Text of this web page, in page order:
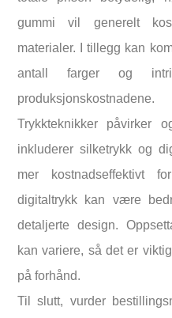
gummi vil generelt
materialer. I tillegg kan
antall farger og
produksjonskostnadene.
Trykkteknikker påvirker
inkluderer silketrykk og
mer kostnadseffektivt
digitaltrykk kan være
detaljerte design.
kan variere, så det er
på forhånd.
Til slutt, vurder